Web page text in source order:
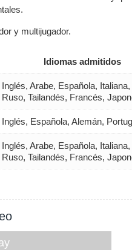
y multijugador.
Idiomas admitidos
Inglés, Arabe, Española,
Ruso, Tailandés, Francés,
Inglés, Española, Alemán,
Inglés, Arabe, Española,
Ruso, Tailandés, Francés,